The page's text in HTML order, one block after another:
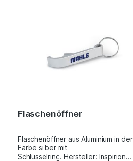
Flaschenöffner
Flaschenöffner aus Aluminium in der
Farbe silber mit
Schlüsselring. Hersteller: Inspirion